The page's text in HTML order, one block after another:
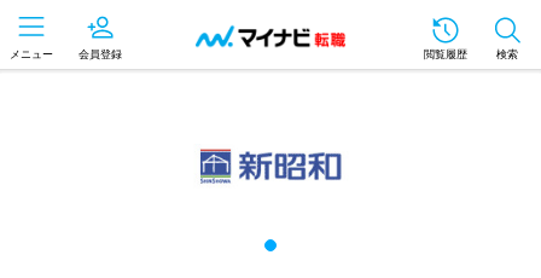
メニュー 会員登録 閲覧履歴 検索